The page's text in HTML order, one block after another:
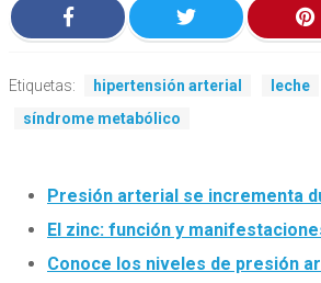
Etiquetas: hipertensión arterial
leche
síndrome metabólico
Presión arterial se incrementa
El zinc: función y
Conoce los niveles de presión